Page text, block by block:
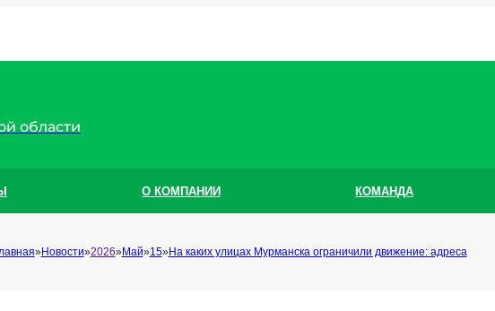
области
О КОМПАНИИ КОМАНДА
Новости 2026 Май 15 На каких улицах Мурманска ограничили движение: адреса